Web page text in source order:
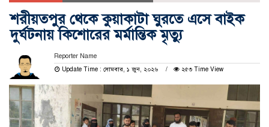
শরীয়তপুর থেকে কুয়াকাটা ঘুরতে এসে বাইক
দুর্ঘটনায় কিশোরের মর্মান্তিক মৃত্যু
Reporter Name
Update Time : সোমবার, ১ জুন, ২০২৬
২৫৩ Time View